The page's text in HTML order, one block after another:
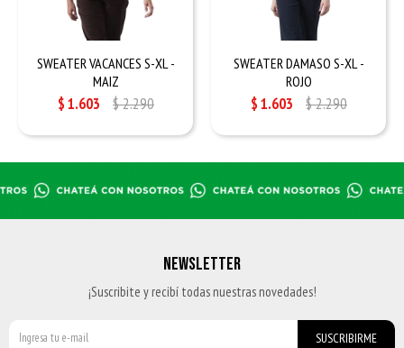
SWEATER VACANCES S-XL -
MAIZ
$1.603 $2.290
SWEATER DAMASO S-XL -
ROJO
$1.603 $2.290
NEWSLETTER
¡Suscribite y recibí todas nuestras novedades!
SUSCRIBIRME